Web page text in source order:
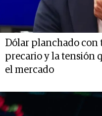
Dólar planchado con
precario y la tensión
el mercado